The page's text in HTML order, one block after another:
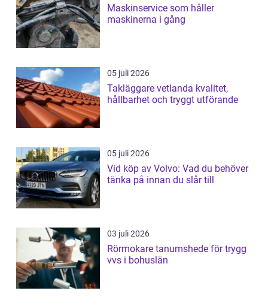
Maskinservice som håller
maskinerna i gång
05 juli 2026
Takläggare vetlanda kvalitet,
hållbarhet och tryggt utförande
05 juli 2026
Vid köp av Volvo: Vad du behöver
tänka på innan du slår till
03 juli 2026
Rörmokare tanumshede för trygg
vvs i bohuslän